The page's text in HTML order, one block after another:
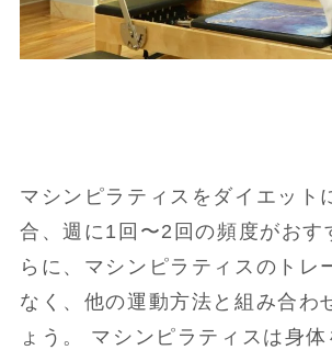
マシンピラティスをダイエット
合、週に1回〜2回の頻度がおす
らに、マシンピラティスのトレ
なく、他の運動方法と組み合わ
ょう。 マシンピラティスは身